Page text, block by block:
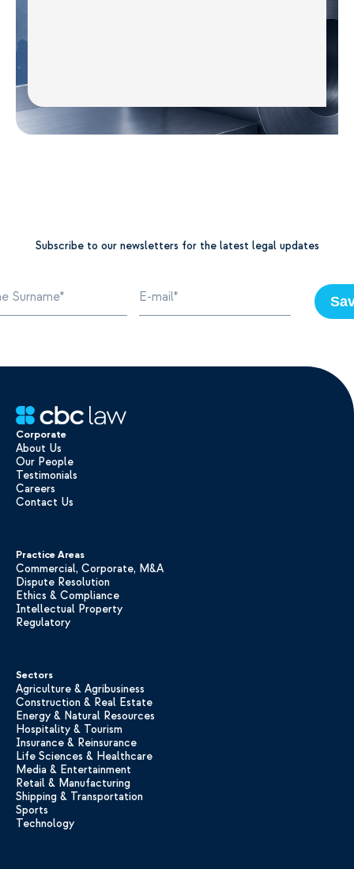
Subscribe to our newsletters for the latest legal updates
Corporate
About Us
Our People
Testimonials
Careers
Contact Us
Practice Areas
Commercial, Corporate, M&A
Dispute Resolution
Ethics & Compliance
Intellectual Property
Regulatory
Sectors
Agriculture & Agribusiness
Construction & Real Estate
Energy & Natural Resources
Hospitality & Tourism
Insurance & Reinsurance
Life Sciences & Healthcare
Media & Entertainment
Retail & Manufacturing
Shipping & Transportation
Sports
Technology